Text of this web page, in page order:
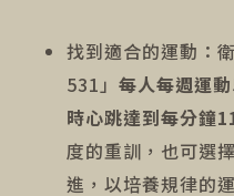
找到適合的運動：
531」 每人每週運
時心跳達到每分鐘
度的重訓，也可選
進，以培養規律的